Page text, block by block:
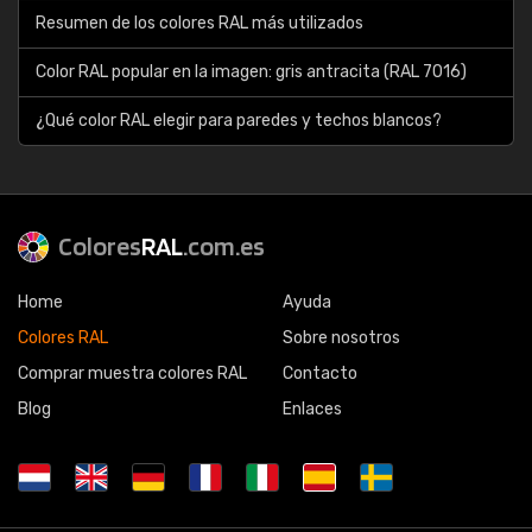
Resumen de los colores RAL más utilizados
Color RAL popular en la imagen: gris antracita (RAL 7016)
¿Qué color RAL elegir para paredes y techos blancos?
ColoresRAL.com.es
Home
Colores RAL
Comprar muestra colores RAL
Blog
Ayuda
Sobre nosotros
Contacto
Enlaces